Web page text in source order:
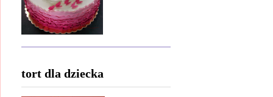
tort dla dziecka